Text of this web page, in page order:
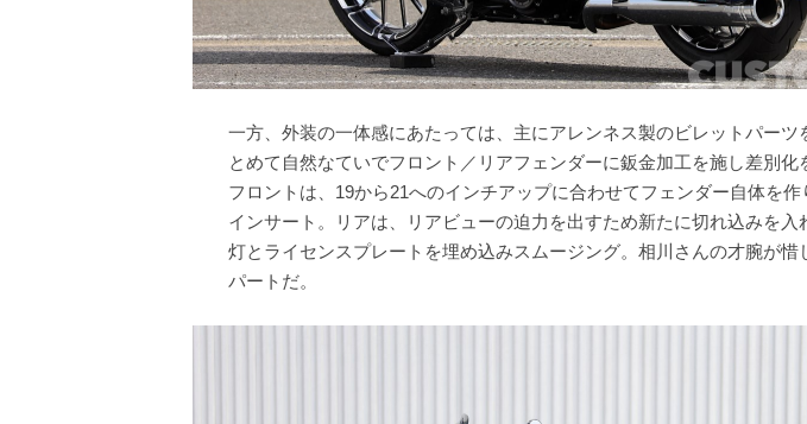
一方、外装の一体感にあたっては、主にアレンネス製のビレットパーツ
とめて自然なていでフロント／リアフェンダーに鈑金加工を施し差別化
フロントは、19から21へのインチアップに合わせてフェンダー自体を
インサート。リアは、リアビューの迫力を出すため新たに切れ込みを入
灯とライセンスプレートを埋め込みスムージング。相川さんの才腕が惜
パートだ。